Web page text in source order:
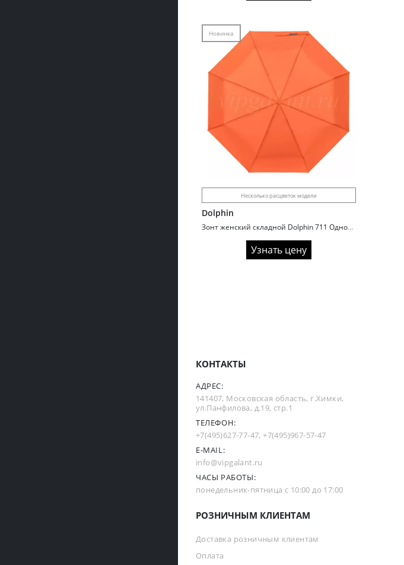
Новинка
Несколько расцветок модели
Dolphin
Зонт женский складной Dolphin 711 Однотонный
Узнать цену
КОНТАКТЫ
АДРЕС:
141407, Московская область, г.Химки,
ул.Панфилова, д.19, стр.1
ТЕЛЕФОН:
+7(495)627-77-47,+7(495)967-57-47
E-MAIL:
info@vipgalant.ru
ЧАСЫ РАБОТЫ:
понедельник-пятница с 10:00 до 17:00
РОЗНИЧНЫМ КЛИЕНТАМ
Доставка розничным клиентам
Оплата